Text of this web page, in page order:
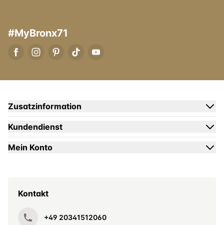
#MyBronx71
Zusatzinformation
Kundendienst
Mein Konto
Kontakt
+49 20341512060